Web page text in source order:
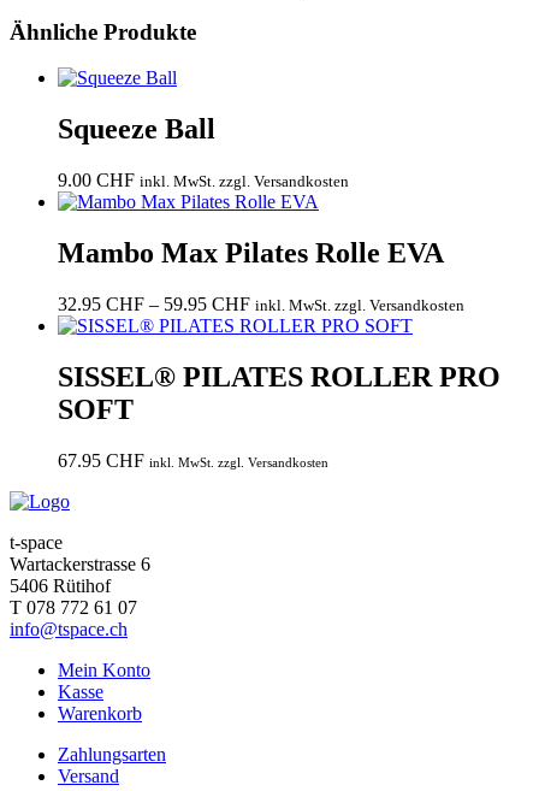
Ähnliche Produkte
Squeeze Ball
9.00 CHF inkl. MwSt. zzgl. Versandkosten
Mambo Max Pilates Rolle EVA
32.95 CHF – 59.95 CHFPreisspanne:
32.95 CHF
59.95 CHF
inkl. MwSt. zzgl. Versandkosten
SISSEL® PILATES ROLLER PRO
SOFT
67.95 CHF inkl. MwSt. zzgl. Versandkosten
t-space
Wartackerstrasse 6
5406 Rütihof
T 078 772 61 07
info@tspace.ch
Mein Konto
Kasse
Warenkorb
Zahlungsarten
Versand